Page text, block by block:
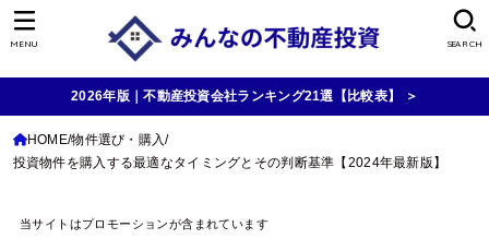
SEARCH
MENU
2026年版｜不動産投資会社ランキング21選【比較表】 ＞
HOME 物件選び・購入
投資物件を購入する最適なタイミングとその判断基準【2024年最新版】
当サイトはプロモーションが含まれています